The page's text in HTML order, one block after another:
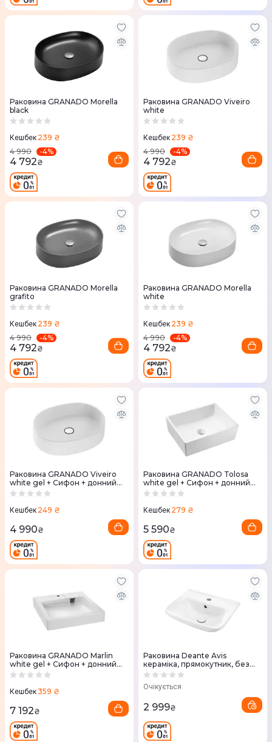
Раковина GRANADO Morella
black
Кешбек 239 ₴
4 990
-4%
4 792₴
Раковина GRANADO Viveiro
white
Кешбек 239 ₴
4 990
-4%
4 792₴
Раковина GRANADO Morella
grafito
Кешбек 239 ₴
4 990
-4%
4 792₴
Раковина GRANADO Morella
white
Кешбек 239 ₴
4 990
-4%
4 792₴
Раковина GRANADO Viveiro
white gel + Сифон + донний
клапан 65мм Nova Plast на
Кешбек 249 ₴
4 990₴
Раковина GRANADO Tolosa
white gel + Сифон + донний
клапан 65мм Nova Plast на
Кешбек 279 ₴
5 590₴
Раковина GRANADO Marlin
white gel + Сифон + донний
клапан 65мм Nova Plast на
Кешбек359 ₴
7 192₴
Раковина Deante Avis
кераміка, прямокутник, без
крила, 425х370х167мм, білий
Очікується
2 999₴